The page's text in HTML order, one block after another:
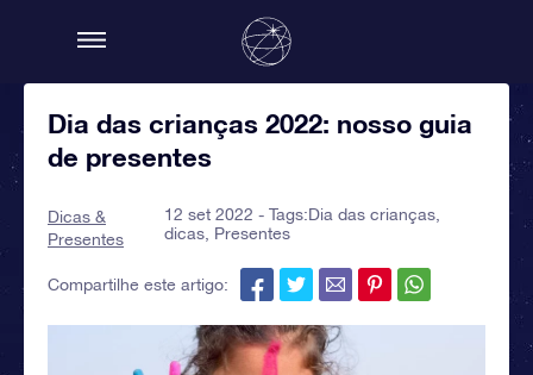
Dia das crianças 2022: nosso guia
de presentes
Dicas &
Presentes
12 set 2022 - Tags:Dia das crianças,
dicas, Presentes
Compartilhe este artigo: